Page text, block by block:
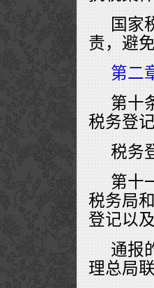
国家
责，避
第二
第十
税务登
税务
第十
税务局
登记以
通报
理总局